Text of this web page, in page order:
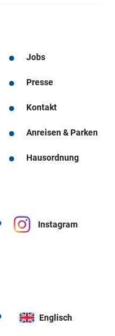
Jobs
Presse
Kontakt
Anreisen & Parken
Hausordnung
Instagram
Englisch